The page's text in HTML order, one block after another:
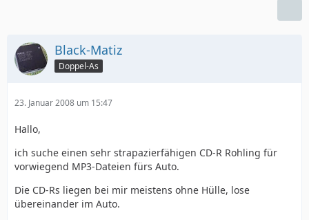
Black-Matiz
Doppel-As
23. Januar 2008 um 15:47
Hallo,
ich suche einen sehr strapazierfähigen CD-R Rohling für
vorwiegend MP3-Dateien fürs Auto.
Die CD-Rs liegen bei mir meistens ohne Hülle, lose
übereinander im Auto.